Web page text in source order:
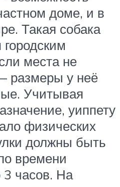
доме, и в
Такая собака
места не
размеры у неё
Учитывая
уиппету
физических
должны быть
времени
3 часов. На